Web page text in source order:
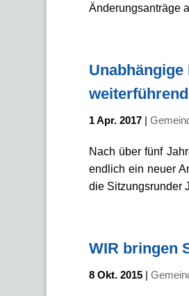
Änderungsanträge
1 Apr. 2017|
Nach über fünf
endlich ein neuer
die Sitzungsrunder
WIR bringen
8 Okt. 2015|